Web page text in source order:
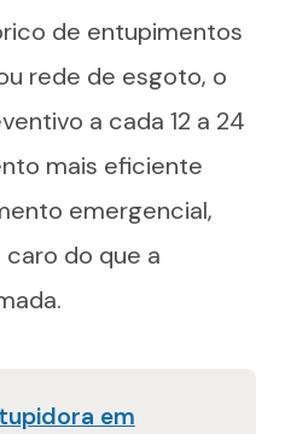
de entupimentos
rede de esgoto, o
a cada 12 a 24
mais eficiente
emergencial,
do que a
em